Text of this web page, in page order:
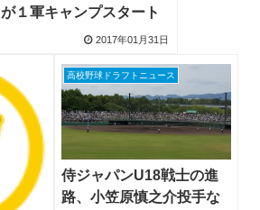
が１軍キャンプスタート
2017年01月31日
高校野球ドラフトニュース
侍ジャパンU18戦士の進
路、小笠原慎之介投手な